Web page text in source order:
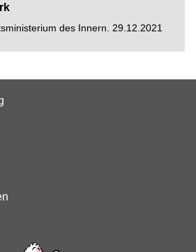
des Innern. 29.12.2021